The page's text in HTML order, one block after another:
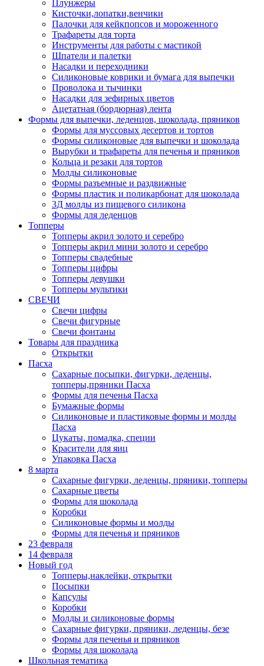
Плунжеры
Кисточки,лопатки,венчики
Палочки для кейкпопсов и мороженного
Трафареты для торта
Инструменты для работы с мастикой
Шпатели и палетки
Насадки и переходники
Силиконовые коврики и бумага для выпечки
Проволока и тычинки
Насадки для зефирных цветов
Ацетатная (бордюрная) лента
Формы для выпечки, леденцов, шоколада, пряников
Формы для муссовых десертов и тортов
Формы силиконовые для выпечки и шоколада
Вырубки и трафареты для печенья и пряников
Кольца и резаки для тортов
Молды силиконовые
Формы разъемные и раздвижные
Формы пластик и поликарбонат для шоколада
3Д молды из пищевого силикона
Формы для леденцов
Топперы
Топперы акрил золото и серебро
Топперы акрил мини золото и серебро
Топперы свадебные
Топперы цифры
Топперы девушки
Топперы мультики
СВЕЧИ
Свечи цифры
Свечи фигурные
Свечи фонтаны
Товары для праздника
Открытки
Пасха
Сахарные посыпки, фигурки, леденцы,
топперы,пряники Пасха
Формы для печенья Пасха
Бумажные формы
Силиконовые и пластиковые формы и молды
Пасха
Цукаты, помадка, специи
Красители для яиц
Упаковка Пасха
8 марта
Сахарные фигурки, леденцы, пряники, топперы
Сахарные цветы
Формы для шоколада
Коробки
Силиконовые формы и молды
Формы для печенья и пряников
23 февраля
14 февраля
Новый год
Топперы,наклейки, открытки
Посыпки
Капсулы
Коробки
Молды и силиконовые формы
Сахарные фигурки, пряники, леденцы, безе
Формы для печенья и пряников
Формы для шоколада
Школьная тематика